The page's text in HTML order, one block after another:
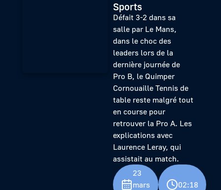
Sports
Défait 3-2 dans sa
salle par Le Mans,
dans le choc des
leaders lors de la
dernière journée de
Pro B, le Quimper
Cornouaille Tennis de
table reste malgré tout
en course pour
retrouver la Pro A. Les
explications avec
Laurence Leray, qui
assistait au match.
23
mars
02:18